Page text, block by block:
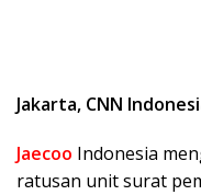
Jakarta, CNN
Jaecoo Indonesia
ratusan unit surat